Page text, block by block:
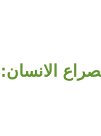
الانسان: